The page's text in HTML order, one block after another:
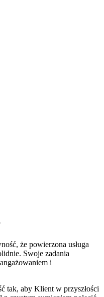
że powierzona usługa
Swoje zadania
i
tak, aby Klient w przyszłości